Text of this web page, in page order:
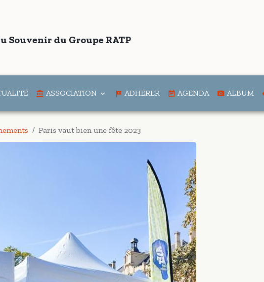
Souvenir du Groupe RATP
ASSOCIATION ADHÉRER AGENDA ALBUM
Paris vaut bien une fête 2023